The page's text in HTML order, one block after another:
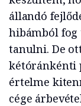
állandó
hibámból
tanulni. De
kétóránkénti
értelme
cége